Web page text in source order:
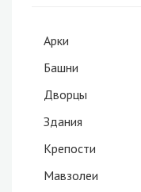
Арки
Башни
Дворцы
Здания
Крепости
Мавзолеи